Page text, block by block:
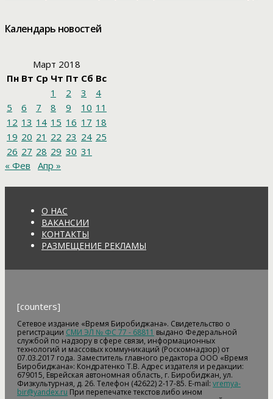
Календарь новостей
Март 2018
Пн Вт Ср Чт Пт Сб Вс
1
2 3
4
5
6 7 8 9 10 11
12 13 14 15 16 17 18
19 20 21 22 23 24 25
26 27 28 29 30 31
« Фев
Апр »
О НАС
ВАКАНСИИ
КОНТАКТЫ
РАЗМЕЩЕНИЕ РЕКЛАМЫ
[counters]
Сетевое издание «Время Биробиджана». Свидетельство о
регистрации СМИ ЭЛ № ФС 77 - 68811 выдано Федеральной
службой по надзору в сфере связи, информационных
технологий и массовых коммуникаций (Роскомнадзор) от
07.03.2017 года. Заместитель главного редактора ООО «Время
Биробиджана»: Кондратенко Т.В. Адрес издателя и редакции:
679015, Еврейская автономная область, г. Биробиджан, ул.
Физкультурная, д. 26. Телефон (42622) 2-17-85. E-mail: vremya-
bir@yandex.ru При перепечатке текстов либо ином